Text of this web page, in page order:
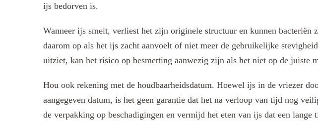
ijs bedorven is.
Wanneer ijs smelt, verliest het zijn originele structuur en kunnen bacteriën
daarom op als het ijs zacht aanvoelt of niet meer de gebruikelijke
uitziet, kan het risico op besmetting aanwezig zijn als het niet op de juiste
Hou ook rekening met de houdbaarheidsdatum. Hoewel ijs in de vriezer
aangegeven datum, is het geen garantie dat het na verloop van tijd nog
de verpakking op beschadigingen en vermijd het eten van ijs dat een